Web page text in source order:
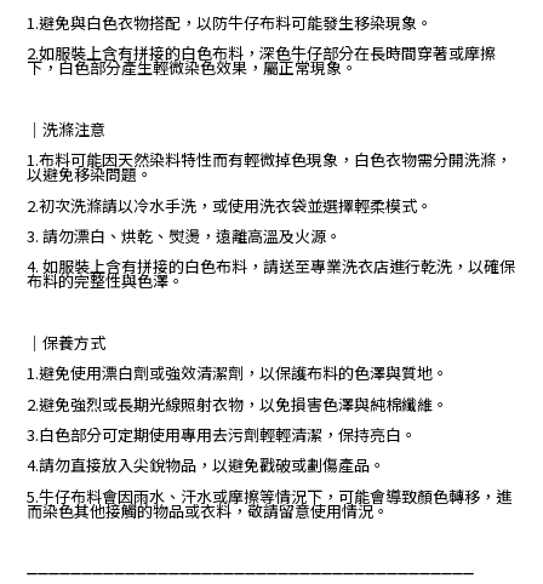
1.避免與白色衣物搭配，以防牛仔布料可能發生移染現象。
2.如服裝上含有拼接的白色布料，深色牛仔部分在長時間穿著或摩擦
下，白色部分產生輕微染色效果，屬正常現象。
｜ 洗滌注意
1.布料可能因天然染料特性而有輕微掉色現象，白色衣物需分開洗滌，
以避免移染問題。
2.初次洗滌請以冷水手洗，或使用洗衣袋並選擇輕柔模式。
3. 請勿漂白、烘乾、熨燙，遠離高溫及火源。
4. 如服裝上含有拼接的白色布料，請送至專業洗衣店進行乾洗，以確保
布料的完整性與色澤。
｜保養方式
1.避免使用漂白劑或強效清潔劑，以保護布料的色澤與質地。
2.避免強烈或長期光線照射衣物，以免損害色澤與純棉纖維。
3.白色部分可定期使用專用去污劑輕輕清潔，保持亮白。
4.請勿直接放入尖銳物品，以避免戳破或劃傷產品。
5.牛仔布料會因雨水、汗水或摩擦等情況下，可能會導致顏色轉移，進
而染色其他接觸的物品或衣料，敬請留意使用情況。